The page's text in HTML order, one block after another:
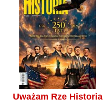
Uważam Rze Historia